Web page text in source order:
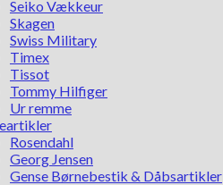
Seiko Vækkeur
Skagen
Swiss Military
Timex
Tissot
Tommy Hilfiger
Ur remme
Rosendahl
Georg Jensen
Gense Børnebestik & Dåbsartikler